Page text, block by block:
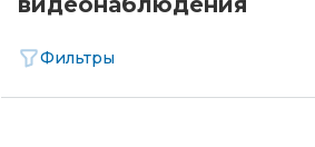
Фильтры